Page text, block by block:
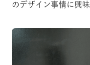
のデザイン事情に興